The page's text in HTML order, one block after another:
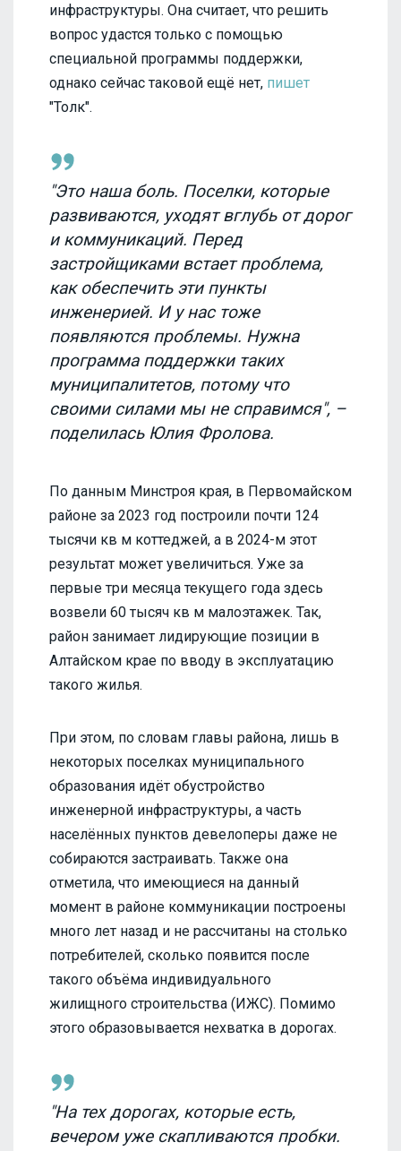
инфраструктуры. Она считает, что решить
вопрос удастся только с помощью
специальной программы поддержки,
однако сейчас таковой ещё нет, пишет
"Толк".
"Это наша боль. Поселки, которые
развиваются, уходят вглубь от дорог
и коммуникаций. Перед
застройщиками встает проблема,
как обеспечить эти пункты
инженерией. И у нас тоже
появляются проблемы. Нужна
программа поддержки таких
муниципалитетов, потому что
своими силами мы не справимся", –
поделилась Юлия Фролова.
По данным Минстроя края, в Первомайском
районе за 2023 год построили почти 124
тысячи кв м коттеджей, а в 2024-м этот
результат может увеличиться. Уже за
первые три месяца текущего года здесь
возвели 60 тысяч кв м малоэтажек. Так,
район занимает лидирующие позиции в
Алтайском крае по вводу в эксплуатацию
такого жилья.
При этом, по словам главы района, лишь в
некоторых поселках муниципального
образования идёт обустройство
инженерной инфраструктуры, а часть
населённых пунктов девелоперы даже не
собираются застраивать. Также она
отметила, что имеющиеся на данный
момент в районе коммуникации построены
много лет назад и не рассчитаны на столько
потребителей, сколько появится после
такого объёма индивидуального
жилищного строительства (ИЖС). Помимо
этого образовывается нехватка в дорогах.
"На тех дорогах, которые есть,
вечером уже скапливаются пробки.